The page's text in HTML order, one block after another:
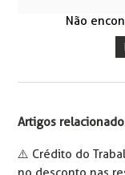
Não
Artigos
⚠️ Crédito do